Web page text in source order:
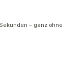
– ganz ohne